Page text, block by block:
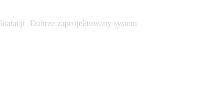
Dobrze zaprojektowany system